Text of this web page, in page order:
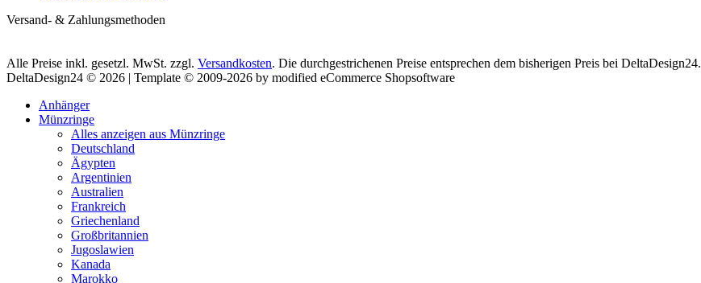
Versand- & Zahlungsmethoden
Alle Preise inkl. gesetzl. MwSt. zzgl. Versandkosten. Die durchgestrichenen Preise entsprechen dem bisherigen Preis bei DeltaDesign24.
DeltaDesign24 © 2026 | Template © 2009-2026 by modified eCommerce Shopsoftware
Anhänger
Münzringe
Alles anzeigen aus Münzringe
Deutschland
Ägypten
Argentinien
Australien
Frankreich
Griechenland
Großbritannien
Jugoslawien
Kanada
Marokko